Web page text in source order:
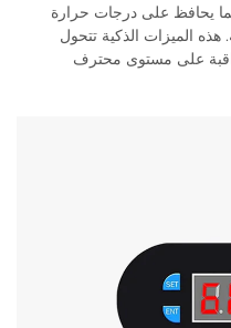
يحافظ على درجات حرارة
هذه الميزات الذكية تتحول
على مستوى محترف